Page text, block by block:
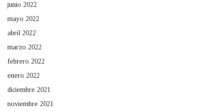
junio 2022
mayo 2022
abril 2022
marzo 2022
febrero 2022
enero 2022
diciembre 2021
noviembre 2021